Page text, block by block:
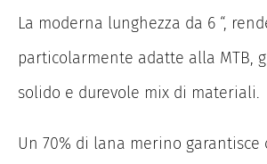
La moderna lunghezza da 6 “,
particolarmente adatte alla MTB,
solido e durevole mix di materiali.
Un 70% di lana merino garantisce